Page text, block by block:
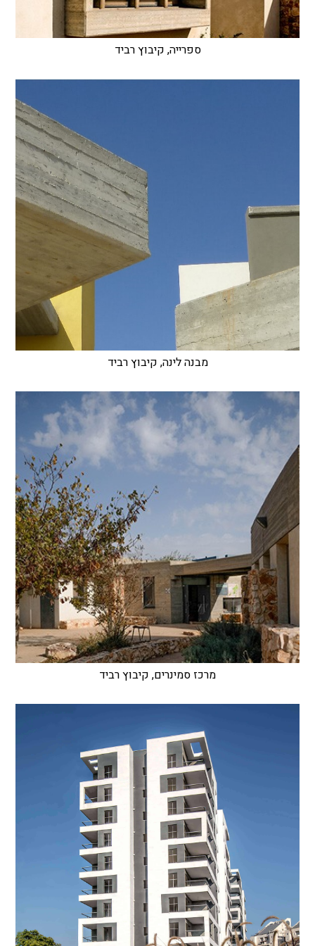
ספרייה, קיבוץ רביד
מבנה לינה, קיבוץ רביד
מרכז סמינרים, קיבוץ רביד